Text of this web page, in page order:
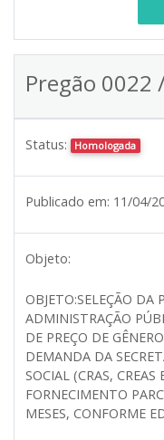
Pregão 0022
Status: Homologada
Publicado em: 11/04/
Objeto:
OBJETO:SELEÇÃO DA
ADMINISTRAÇÃO
DE PREÇO DE
DEMANDA DA
SOCIAL (CRAS,
FORNECIMENTO
MESES, CONFORME